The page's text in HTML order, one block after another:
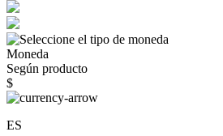
Moneda
Según producto
$
ES